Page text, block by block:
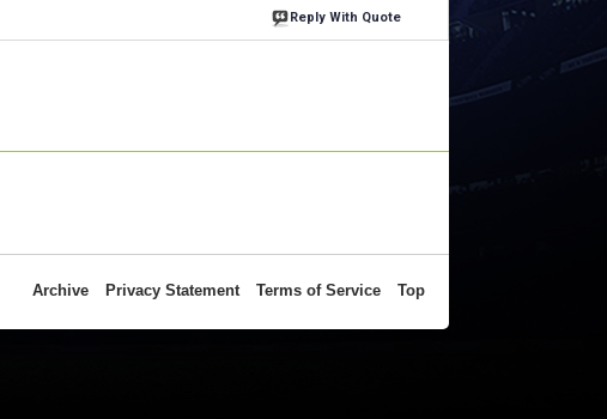
Reply With Quote
Archive Privacy Statement Terms of Service Top